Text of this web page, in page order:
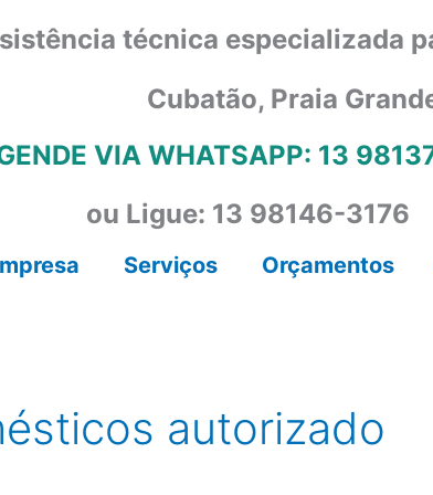
técnica especializada
Cubatão, Praia
VIA WHATSAPP: 13
ou Ligue: 13 98146-3176
Serviços Orçamentos
autorizado